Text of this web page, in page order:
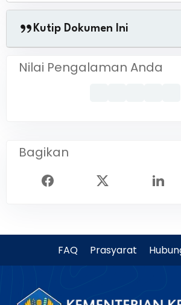
Kutip Dokumen Ini
Nilai Pengalaman Anda
Bagikan
FAQ Prasyarat